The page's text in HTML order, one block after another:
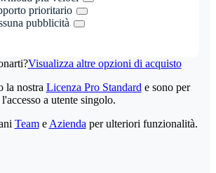
prioritario
pubblicità
Visualizza altre opzioni di acquisto
la nostra Licenza Pro Standard e sono per
l'accesso a utente singolo.
Teame Azienda per ulteriori funzionalità.